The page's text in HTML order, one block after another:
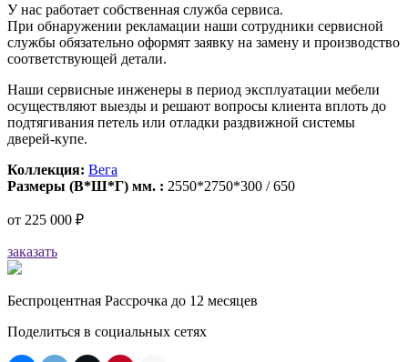
У нас работает собственная служба сервиса.
При обнаружении рекламации наши сотрудники сервисной
службы обязательно оформят заявку на замену и производство
соответствующей детали.
Наши сервисные инженеры в период эксплуатации мебели
осуществляют выезды и решают вопросы клиента вплоть до
подтягивания петель или отладки раздвижной системы
дверей-купе.
Коллекция: Вега
Размеры (В*Ш*Г) мм. : 2550*2750*300 / 650
от 225 000 ₽
заказать
Беспроцентная Рассрочка до 12 месяцев
Поделиться в социальных сетях